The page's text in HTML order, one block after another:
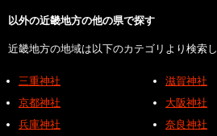
以外の近畿地方の他の県で探す
近畿地方の地域は以下のカテゴリより検索し
三重神社
滋賀神社
京都神社
大阪神社
兵庫神社
奈良神社